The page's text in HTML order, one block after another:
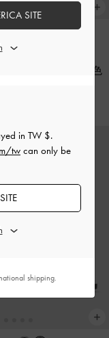
黑色
in TW $.
tw can only be
SITE
shipping.